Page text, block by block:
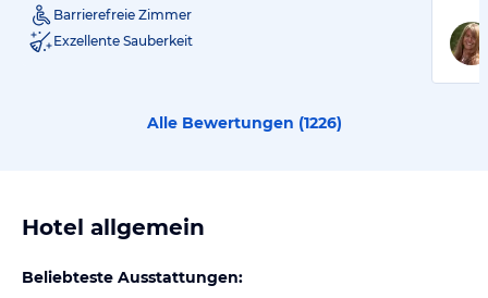
Barrierefreie Zimmer
Exzellente Sauberkeit
Alle Bewertungen (1226)
Hotel allgemein
Beliebteste Ausstattungen: